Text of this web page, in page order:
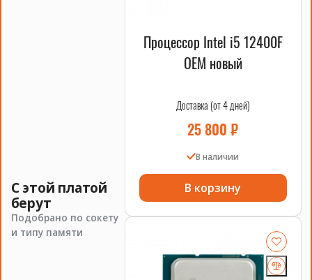
С этой платой
берут
Подобрано по сокету
и типу памяти
Процессор Intel i5 12400F
OEM новый
Доставка (от 4 дней)
25 800₽
В наличии
В корзину